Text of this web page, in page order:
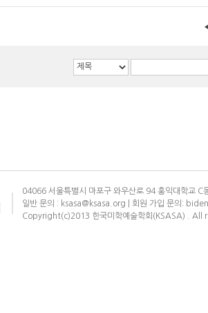
04066 서울특별시 마포구 와우산로 94 홍익대학교 C
일반 문의 : ksasa@ksasa.org | 회원 가입 문의:
Copyright(c)2013 한국미학예술학회(KSASA) . All